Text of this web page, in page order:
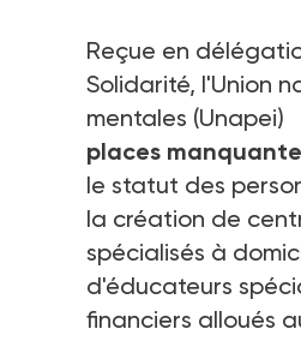
Reçue en
Solidarité, l'Union
mentales (Unapei)
places
le statut des
la création de
spécialisés à
d'éducateurs
financiers alloués